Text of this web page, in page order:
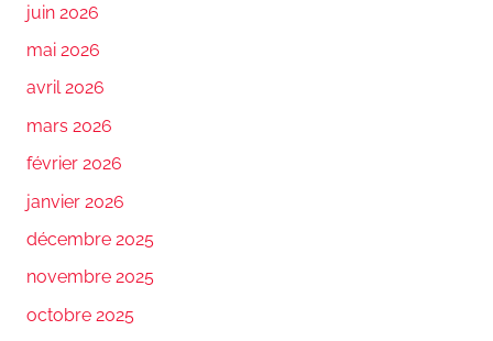
juin 2026
mai 2026
avril 2026
mars 2026
février 2026
janvier 2026
décembre 2025
novembre 2025
octobre 2025